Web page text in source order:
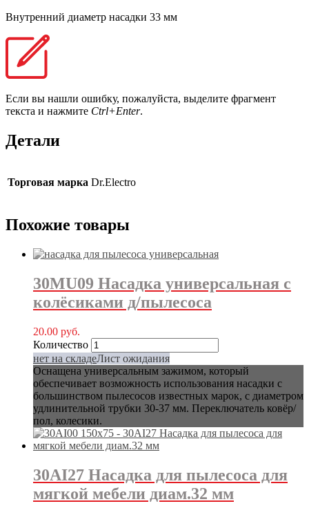
Внутренний диаметр насадки 33 мм
Если вы нашли ошибку, пожалуйста, выделите фрагмент
текста и нажмите Ctrl+Enter.
Детали
Торговая марка Dr.Electro
Похожие товары
30MU09 Насадка универсальная с
колёсиками д/пылесоса
20.00 руб.
Количество
нет на складеЛист ожидания
Оснащена универсальным зажимом, который
обеспечивает возможность использования насадки с
большинством пылесосов известных марок, с диаметром
удлинительной трубки 30-37 мм. Переключатель ковёр/
пол, колесики.
30AI27 Насадка для пылесоса для
мягкой мебели диам.32 мм